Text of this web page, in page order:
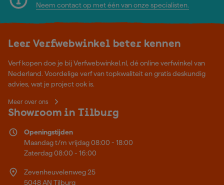
Neem contact op met één van onze specialisten.
Leer Verfwebwinkel beter kennen
Verf kopen doe je bij Verfwebwinkel.nl, dé online verfwinkel van
Nederland. Voordelige verf van topkwaliteit en gratis deskundig
advies, wat je project ook is.
Meer over ons
Showroom in Tilburg
Openingstijden
Maandag t/m vrijdag 08:00 - 18:00
Zaterdag 08:00 - 16:00
Zevenheuvelenweg 25
5048 AN Tilburg